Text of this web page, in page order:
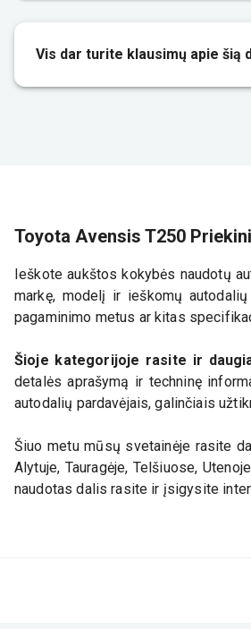
Vis dar turite klausimų apie šią
Toyota Avensis T250
Ieškote aukštos kokybės naudotų
markę, modelį ir ieškomų
pagaminimo metus ar kitas
Šioje kategorijoje rasite ir
detalės aprašymą ir techninę
autodalių pardavėjais, galinčiais
Šiuo metu mūsų svetainėje rasite
Alytuje, Tauragėje, Telšiuose,
naudotas dalis rasite ir įsigysite